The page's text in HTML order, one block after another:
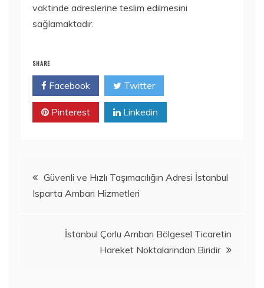
vaktinde adreslerine teslim edilmesini
sağlamaktadır.
SHARE
Facebook Twitter
Pinterest Linkedin
Yazı
gezinmesi
Güvenli ve Hızlı Taşımacılığın Adresi İstanbul
Isparta Ambarı Hizmetleri
İstanbul Çorlu Ambarı Bölgesel Ticaretin
Hareket Noktalarından Biridir